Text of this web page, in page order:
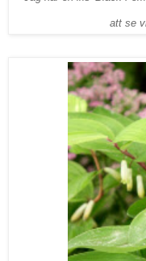
att se